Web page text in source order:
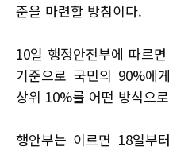
준을 마련할 방침이다.
10일 행정안전부에 따르
기준으로 국민의 90%에
상위 10%를 어떤 방식으
행안부는 이르면 18일부